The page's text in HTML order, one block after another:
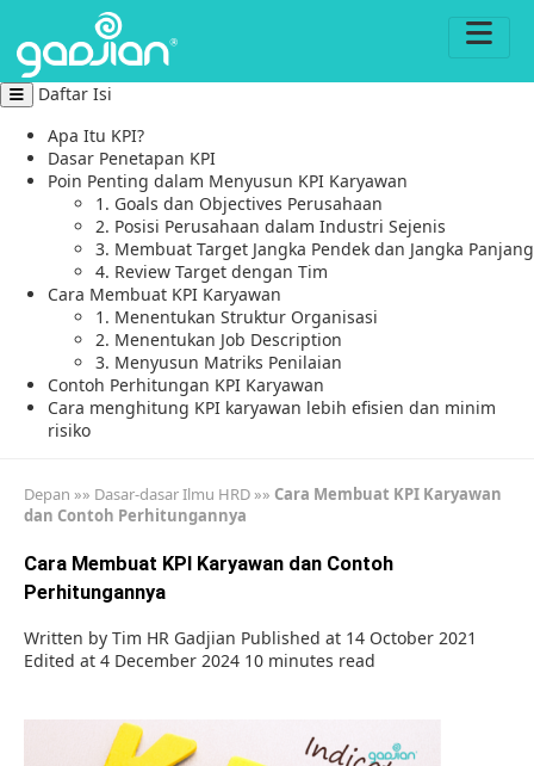
Daftar Isi
Apa Itu KPI?
Dasar Penetapan KPI
Poin Penting dalam Menyusun KPI Karyawan
1. Goals dan Objectives Perusahaan
2. Posisi Perusahaan dalam Industri Sejenis
3. Membuat Target Jangka Pendek dan Jangka Panjang
4. Review Target dengan Tim
Cara Membuat KPI Karyawan
1. Menentukan Struktur Organisasi
2. Menentukan Job Description
3. Menyusun Matriks Penilaian
Contoh Perhitungan KPI Karyawan
Cara menghitung KPI karyawan lebih efisien dan minim
risiko
Depan »» Dasar-dasar Ilmu HRD »» Cara Membuat KPI Karyawan
dan Contoh Perhitungannya
Cara Membuat KPI Karyawan dan Contoh
Perhitungannya
Written by Tim HR Gadjian Published at 14 October 2021
Edited at 4 December 2024 10 minutes read